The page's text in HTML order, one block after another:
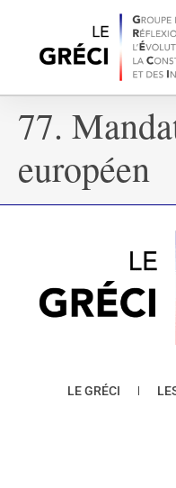
77.
européen
LE GRÉCI